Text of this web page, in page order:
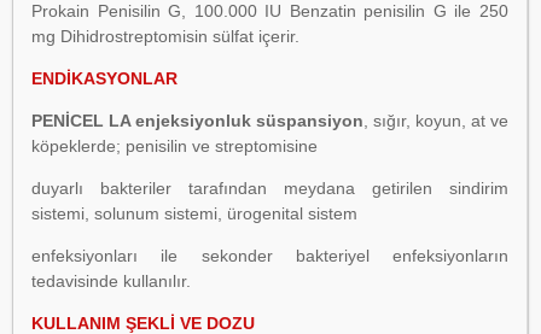
Prokain Penisilin G, 100.000 IU Benzatin penisilin G ile 250
mg Dihidrostreptomisin sülfat içerir.
ENDİKASYONLAR
PENİCEL LA enjeksiyonluk süspansiyon , sığır, koyun, at ve
köpeklerde; penisilin ve streptomisine
duyarlı bakteriler tarafından meydana getirilen sindirim
sistemi, solunum sistemi, ürogenital sistem
enfeksiyonları ile sekonder bakteriyel enfeksiyonların
tedavisinde kullanılır.
KULLANIM ŞEKLİ VE DOZU